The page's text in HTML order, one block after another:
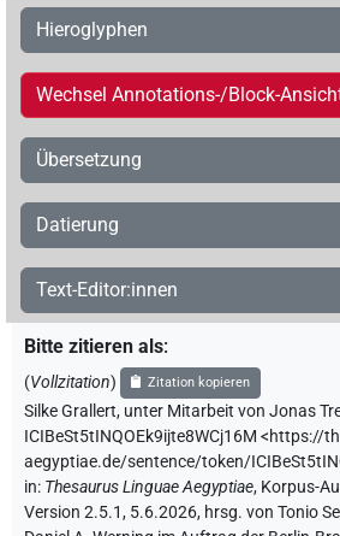
Hieroglyphen
Wechsel Annotations-/Block-
Übersetzung
Datierung
Text-Editor:innen
Bitte zitieren als:
(Vollzitation) Zitation kopieren
Silke Grallert, unter Mitarbeit von Jonas
ICIBeSt5tINQOEk9ijte8WCj16M <https://
aegyptiae.de/sentence/token/
in: Thesaurus Linguae Aegyptiae, Korpus-
Version 2.5.1, 5.6.2026, hrsg. von Tonio